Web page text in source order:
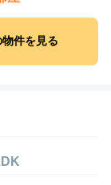
物件を見る